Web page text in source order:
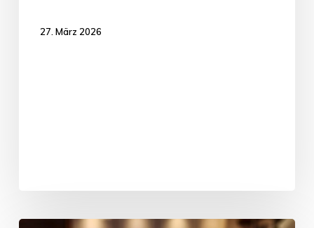
27. März 2026